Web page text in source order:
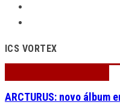
ICS VORTEX
ARCTURUS: novo álbum